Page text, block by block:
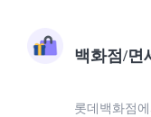
백화점/면
롯데백화점